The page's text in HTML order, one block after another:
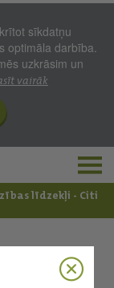
sīkdatņu
optimāla darbība.
uzkrāsim un
vairāk
līdzekļi - Citi